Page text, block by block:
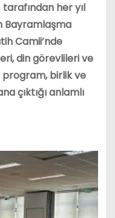
her yıl
Bayramlaşma
Camii’nde
din görevlileri ve
program, birlik ve
çıktığı anlamlı